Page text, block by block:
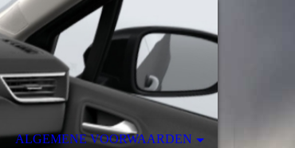
ALGEMENE VOORWAARDEN